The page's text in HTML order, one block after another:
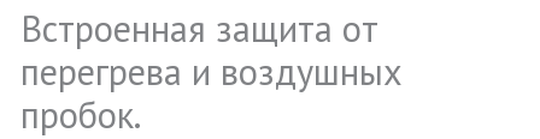
Встроенная защита от
перегрева и воздушных
пробок.